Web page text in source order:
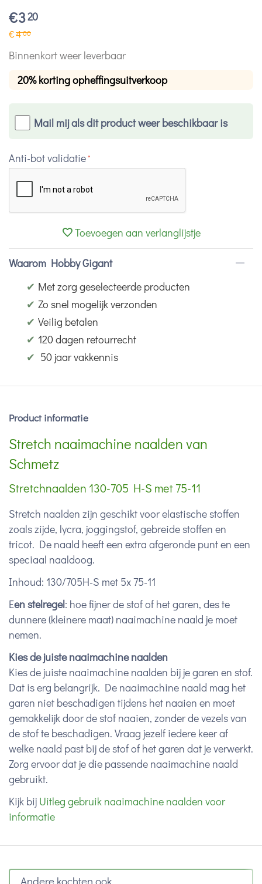
€320
€400
Binnenkort weer leverbaar
20% korting opheffingsuitverkoop
Mail mij als dit product weer beschikbaar is
Anti-bot validatie
Toevoegen aan verlanglijstje
Waarom Hobby Gigant
✔ Met zorg geselecteerde producten
✔ Zo snel mogelijk verzonden
✔ Veilig betalen
✔ 120 dagen retourrecht
✔ 50 jaar vakkennis
Product informatie
Stretch naaimachine naalden van
Schmetz
Stretchnaalden 130-705 H-S met 75-11
Stretch naalden zijn geschikt voor elastische stoffen
zoals zijde, lycra, joggingstof, gebreide stoffen en
tricot. De naald heeft een extra afgeronde punt en een
speciaal naaldoog.
Inhoud: 130/705H-S met 5x 75-11
Een stelregel: hoe fijner de stof of het garen, des te
dunnere (kleinere maat) naaimachine naald je moet
nemen.
Kies de juiste naaimachine naalden
Kies de juiste naaimachine naalden bij je garen en stof.
Dat is erg belangrijk. De naaimachine naald mag het
garen niet beschadigen tijdens het naaien en moet
gemakkelijk door de stof naaien, zonder de vezels van
de stof te beschadigen. Vraag jezelf iedere keer af
welke naald past bij de stof of het garen dat je verwerkt.
Zorg ervoor dat je die passende naaimachine naald
gebruikt.
Kijk bij Uitleg gebruik naaimachine naalden voor
informatie
Andere kochten ook